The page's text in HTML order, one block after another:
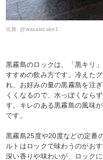
出典: @wasabizake1
黒霧島のロックは、「黒キリ
すすめの飲み方です。冷えた
れ、お好みの量の黒霧島を注
くくなるので、水っぽくなら
す。キレのある黒霧島の風味
です。
黒霧島25度や20度などの定番
ルトはロックで味わうのがお
深い香りや味わいが、ロック